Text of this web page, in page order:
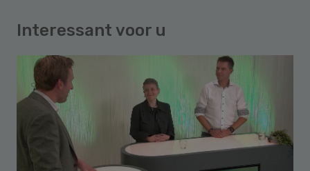
Interessant voor u